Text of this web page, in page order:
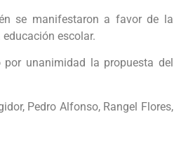
se manifestaron a favor de la
escolar.
unanimidad la propuesta del
Pedro Alfonso, Rangel Flores,